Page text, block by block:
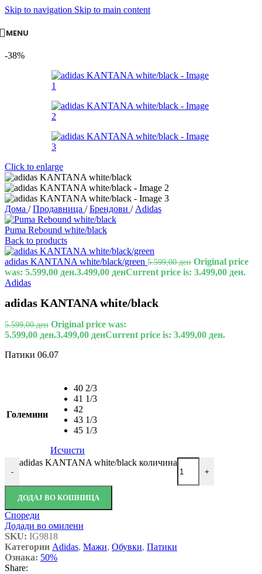
Skip to navigation Skip to main content
MENU
-38%
Click to enlarge
Дома / Продавница / Брендови / Adidas
Puma Rebound white/black
Back to products
adidas KANTANA white/black/green 5.599,00ден Original price
was: 5.599,00 ден.3.499,00 денCurrent price is: 3.499,00 ден.
Adidas
adidas KANTANA white/black
5.599,00ден Original price was:
5.599,00 ден.3.499,00 денCurrent price is: 3.499,00 ден.
Патики 06.07
Големини
40 2/3
41 1/3
42
43 1/3
45 1/3
Исчисти
-
adidas KANTANA white/black количина
+
ДОДАЈ ВО КОШНИЦА
Спореди
Додади во омилени
SKU: IG9818
Категории Adidas, Мажи, Обувки, Патики
Ознака: 50%
Share: